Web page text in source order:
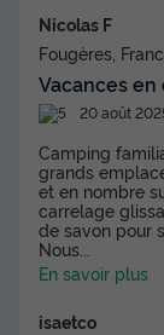
Nicolas F
Fougères,
Vacances
20 août
Camping
grands
et en nombre
carrelage
de savon pour
Nous
En savoir plus
isaetco